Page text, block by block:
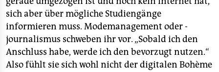
sich aber über mögliche Studiengänge
informieren muss. Modemanagement oder -
journalismus schweben ihr vor. „Sobald ich den
Anschluss habe, werde ich den bevorzugt nutzen.“
Also fühlt sie sich wohl nicht der digitalen Bohème